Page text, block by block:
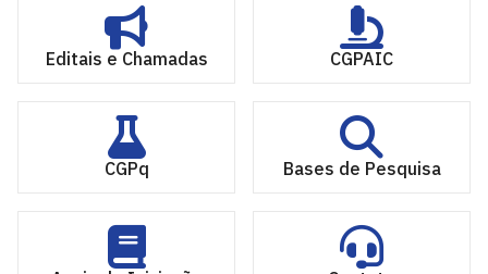
Editais e Chamadas CGPAIC
CGPq Bases de Pesquisa